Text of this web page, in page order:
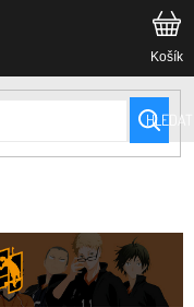
HLEDAT